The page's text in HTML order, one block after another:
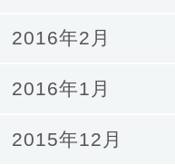
2016年2月
2016年1月
2015年12月